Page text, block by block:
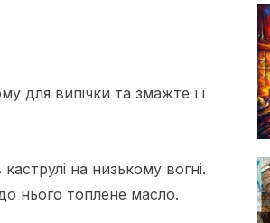
для випічки та змажте її
на низькому вогні.
нього топлене масло.